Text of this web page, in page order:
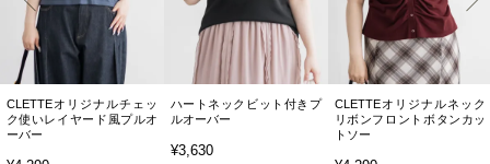
CLETTEオリジナルチェッ
ク使いレイヤード風プルオ
ーバー
ハートネックビット付きプ
ルオーバー
¥3,630
CLETTEオリジナルネック
リボンフロントボタンカッ
トソー